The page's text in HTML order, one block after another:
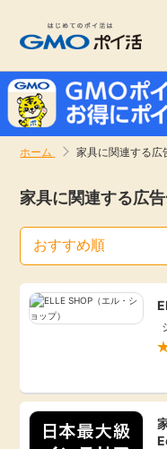
ホーム 家具に関連する広
無料
アンケート
サービスで探す
旅行・レン
無料サービス
エンタメ
クレジット
引っ越し
家具に関連する広